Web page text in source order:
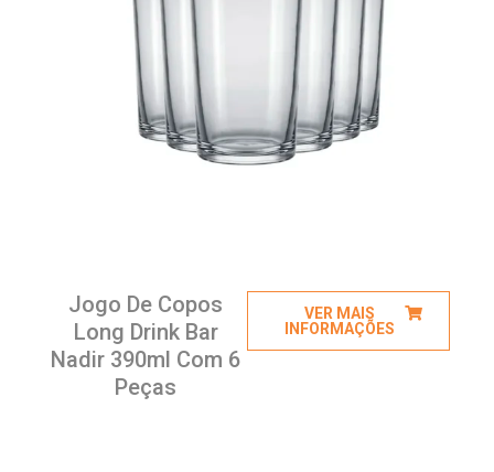
Jogo De Copos
Long Drink Bar
Nadir 390ml Com 6
Peças
VER MAIS
INFORMAÇÕES